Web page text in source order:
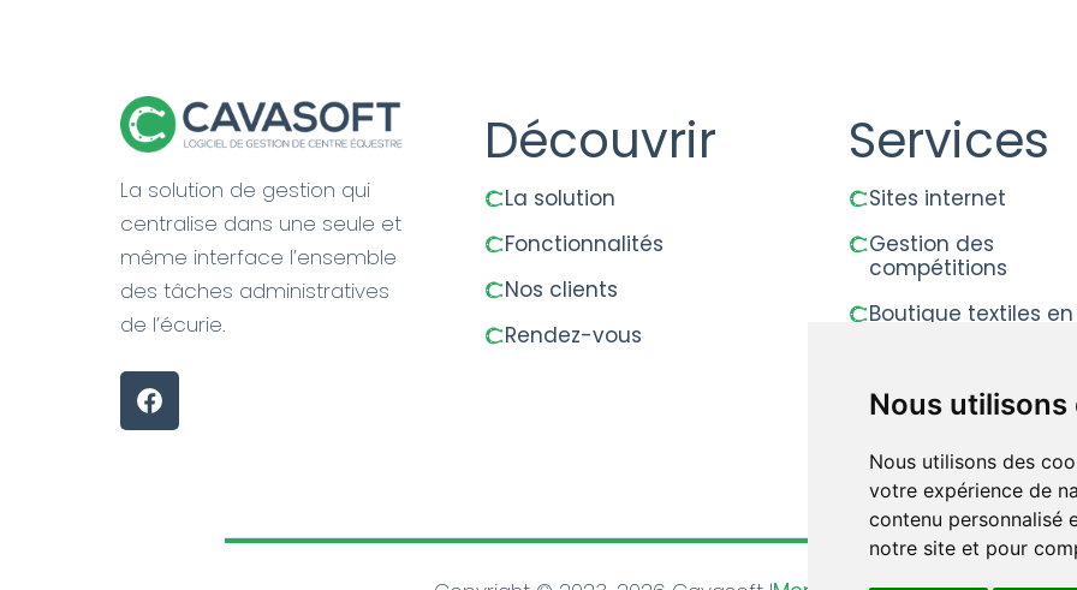
Nous utilisons
Nous utilisons des
votre expérience de
contenu personnalisé
notre site et pour
La solution de gestion qui
centralise dans une seule et
même interface l’ensemble
des tâches administratives
de l’écurie.
Découvrir
La solution
Fonctionnalités
Nos clients
Rendez-vous
Services
Sites internet
Gestion des
compétitions
Boutique textiles